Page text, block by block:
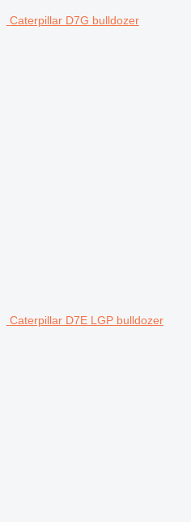
Caterpillar D7G bulldozer
Caterpillar D7E LGP bulldozer